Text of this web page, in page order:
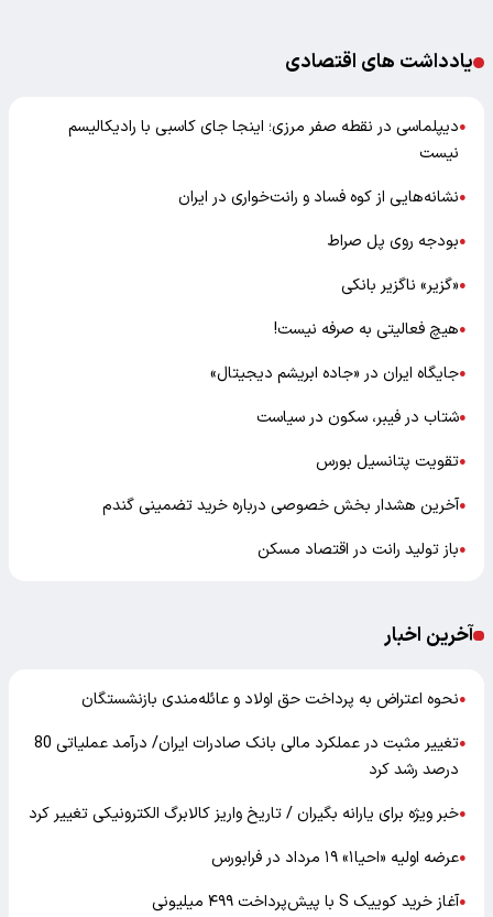
یادداشت های اقتصادی
●دیپلماسی در نقطه صفر مرزی؛ اینجا جای کاسبی با رادیکالیسم
نیست
●نشانه‌هایی از کوه فساد و رانت‌خواری در ایران
●بودجه روی پل صراط
●«گزیر» ناگزیر بانکی
●هیچ فعالیتی به صرفه نیست!
●جایگاه ایران در «جاده ابریشم دیجیتال»
●شتاب در فیبر، سکون در سیاست
●تقویت پتانسیل بورس
●آخرین هشدار بخش خصوصی درباره خرید تضمینی گندم
●باز تولید رانت در اقتصاد مسکن
آخرین اخبار
●نحوه اعتراض به پرداخت حق اولاد و عائله‌مندی بازنشستگان
●
تغییر مثبت در عملکرد مالی بانک صادرات ایران/ درآمد عملیاتی 80
درصد رشد کرد
●خبر ویژه برای یارانه بگیران / تاریخ واریز کالابرگ الکترونیکی تغییر کرد
●عرضه اولیه «احیا۱» ۱۹ مرداد در فرابورس
●آغاز خرید کوییک S با پیش‌پرداخت ۴۹۹ میلیونی